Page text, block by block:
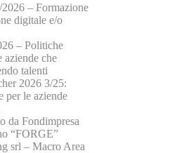
– Formazione
digitale e/o
– Politiche
che
talenti
2026 3/25:
per le aziende
da Fondimpresa
“FORGE”
srl – Macro Area